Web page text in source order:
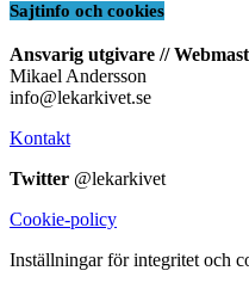
Sajtinfo och cookies
Ansvarig utgivare //
Mikael Andersson
info@lekarkivet.se
Kontakt
Twitter @lekarkivet
Cookie-policy
Inställningar för integritet och